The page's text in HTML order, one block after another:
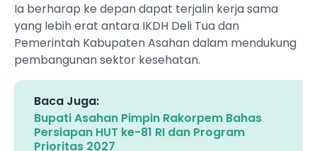
Ia berharap ke depan dapat terjalin kerja sama
yang lebih erat antara IKDH Deli Tua dan
Pemerintah Kabupaten Asahan dalam mendukung
pembangunan sektor kesehatan.
Baca Juga:
Bupati Asahan Pimpin Rakorpem Bahas
Persiapan HUT ke-81 RI dan Program
Prioritas 2027